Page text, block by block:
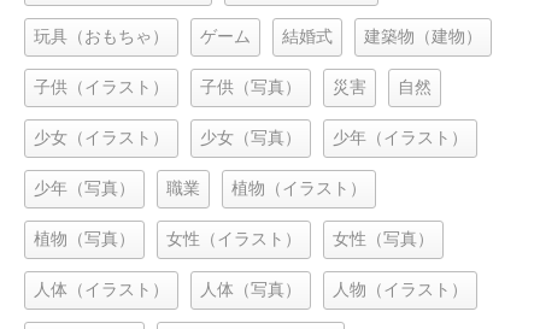
玩具（おもちゃ） ゲーム 結婚式 建築物（建物）
子供（イラスト） 子供（写真） 災害 自然
少女（イラスト） 少女（写真） 少年（イラスト）
少年（写真） 職業 植物（イラスト）
植物（写真） 女性（イラスト） 女性（写真）
人体（イラスト） 人体（写真） 人物（イラスト）